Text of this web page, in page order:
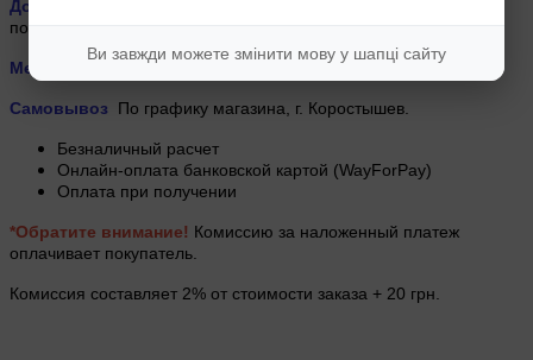
Доставка "Укрпочтой"
посылки 70 см по тарифам оператора.
Meest ПОЧТА 2-3 дня
Самовывоз По графику магазина, г. Коростышев.
Безналичный расчет
Онлайн-оплата банковской картой (WayForPay)
Оплата при получении
*Обратите внимание! Комиссию за наложенный платеж
оплачивает покупатель.
Комиссия составляет 2% от стоимости заказа + 20 грн.
Ви завжди можете змінити мову у шапці сайту